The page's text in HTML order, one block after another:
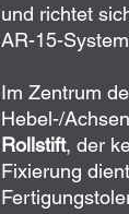
und richtet
AR-15-
Im Zentrum
Hebel-/
Rollstift, der
Fixierung